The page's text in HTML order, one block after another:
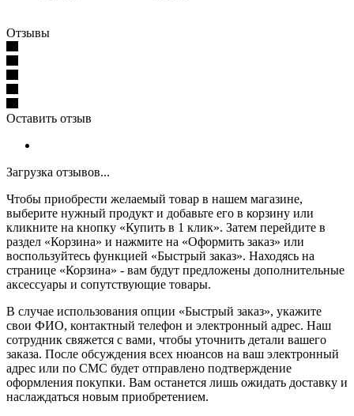
Отзывы
Оставить отзыв
Загрузка отзывов...
Чтобы приобрести желаемый товар в нашем магазине,
выберите нужный продукт и добавьте его в корзину или
кликните на кнопку «Купить в 1 клик». Затем перейдите в
раздел «Корзина» и нажмите на «Оформить заказ» или
воспользуйтесь функцией «Быстрый заказ». Находясь на
странице «Корзина» - вам будут предложены дополнительные
аксессуары и сопутствующие товары.
В случае использования опции «Быстрый заказ», укажите
свои ФИО, контактный телефон и электронный адрес. Наш
сотрудник свяжется с вами, чтобы уточнить детали вашего
заказа. После обсуждения всех нюансов на ваш электронный
адрес или по СМС будет отправлено подтверждение
оформления покупки. Вам останется лишь ожидать доставку и
наслаждаться новым приобретением.